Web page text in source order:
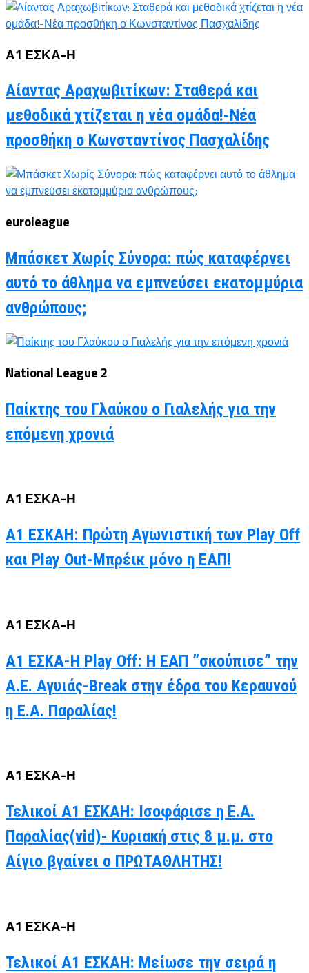
Α1 ΕΣΚΑ-Η
Αίαντας Αραχωβιτίκων: Σταθερά και
μεθοδικά χτίζεται η νέα ομάδα!-Νέα
προσθήκη ο Κωνσταντίνος Πασχαλίδης
euroleague
Μπάσκετ Χωρίς Σύνορα: πώς καταφέρνει
αυτό το άθλημα να εμπνεύσει εκατομμύρια
ανθρώπους;
National League 2
Παίκτης του Γλαύκου ο Γιαλελής για την
επόμενη χρονιά
Α1 ΕΣΚΑ-Η
Α1 ΕΣΚΑΗ: Πρώτη Αγωνιστική των Play Off
και Play Out-Μπρέικ μόνο η ΕΑΠ!
Α1 ΕΣΚΑ-Η
Α1 ΕΣΚΑ-Η Play Off: Η ΕΑΠ ”σκούπισε” την
Α.Ε. Αγυιάς-Break στην έδρα του Κεραυνού
η Ε.Α. Παραλίας!
Α1 ΕΣΚΑ-Η
Τελικοί Α1 ΕΣΚΑΗ: Ισοφάρισε η Ε.Α.
Παραλίας(vid)- Κυριακή στις 8 μ.μ. στο
Αίγιο βγαίνει ο ΠΡΩΤΑΘΛΗΤΗΣ!
Α1 ΕΣΚΑ-Η
Τελικοί Α1 ΕΣΚΑΗ: Μείωσε την σειρά η